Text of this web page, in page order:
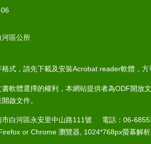
河區公所
式，請先下載及安裝Acrobat reader軟體，方
書軟體選擇的權利，本網站提供者為ODF開放
啟文件。
白河區永安里中山路111號 電話：06-
or Chrome 瀏覽器, 1024*768px螢幕解